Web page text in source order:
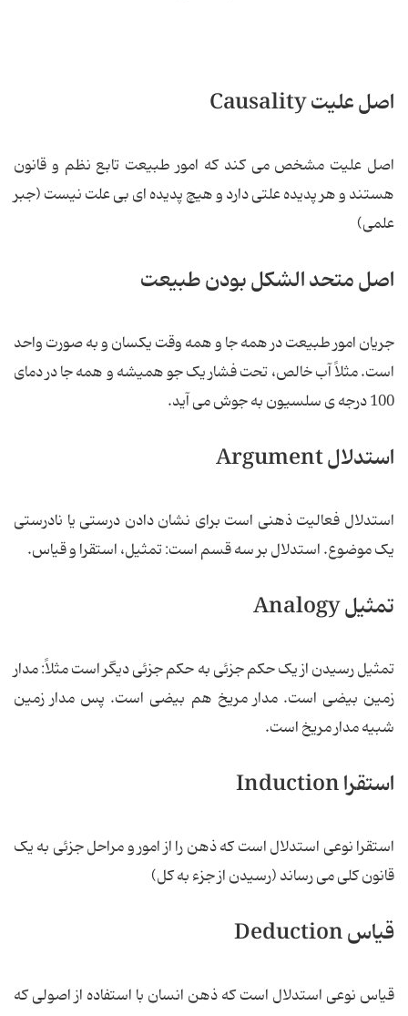
اصل علیت Causality
اصل علیت مشخص می کند که امور طبیعت تابع نظم و قانون
هستند و هر پدیده علتی دارد و هیچ پدیده ای بی علت نیست (جبر
علمی)
اصل متحد الشکل بودن طبیعت
جریان امور طبیعت در همه جا و همه وقت یکسان و به صورت واحد
است. مثلاً آب خالص، تحت فشار یک جو همیشه و همه جا در دمای
100 درجه ی سلسیون به جوش می آید.
استدلال Argument
استدلال فعالیت ذهنی است برای نشان دادن درستی یا نادرستی
یک موضوع. استدلال بر سه قسم است: تمثیل، استقرا و قیاس.
تمثیل Analogy
تمثیل رسیدن از یک حکم جزئی به حکم جزئی دیگر است مثلاً: مدار
زمین بیضی است. مدار مریخ هم بیضی است. پس مدار زمین
شبیه مدار مریخ است.
استقرا Induction
استقرا نوعی استدلال است که ذهن را از امور و مراحل جزئی به یک
قانون کلی می رساند (رسیدن از جزء به کل)
قیاس Deduction
قیاس نوعی استدلال است که ذهن انسان با استفاده از اصولی که